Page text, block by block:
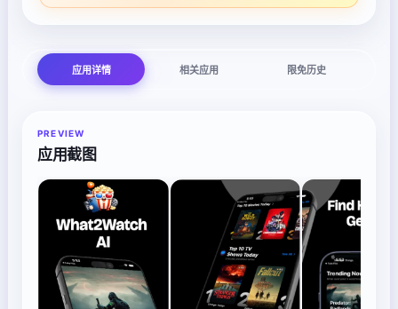
应用详情 相关应用 限免历史
PREVIEW
应用截图